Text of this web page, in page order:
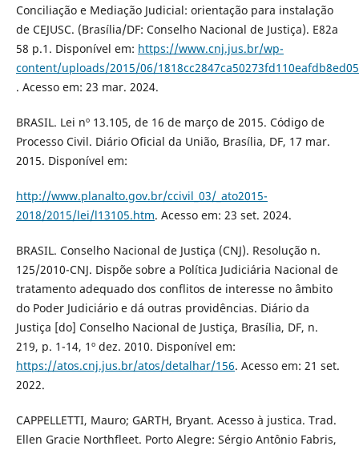
Conciliação e Mediação Judicial: orientação para instalação
de CEJUSC. (Brasília/DF: Conselho Nacional de Justiça). E82a
58 p.1. Disponível em: https://www.cnj.jus.br/wp-
content/uploads/2015/06/
. Acesso em: 23 mar. 2024.
BRASIL. Lei nº 13.105, de 16 de março de 2015. Código de
Processo Civil. Diário Oficial da União, Brasília, DF, 17 mar.
2015. Disponível em:
http://www.planalto.gov.br/ccivil_03/_ato2015-
2018/2015/lei/l13105.htm. Acesso em: 23 set. 2024.
BRASIL. Conselho Nacional de Justiça (CNJ). Resolução n.
125/2010-CNJ. Dispõe sobre a Política Judiciária Nacional de
tratamento adequado dos conflitos de interesse no âmbito
do Poder Judiciário e dá outras providências. Diário da
Justiça [do] Conselho Nacional de Justiça, Brasília, DF, n.
219, p. 1-14, 1º dez. 2010. Disponível em:
https://atos.cnj.jus.br/atos/detalhar/156. Acesso em: 21 set.
2022.
CAPPELLETTI, Mauro; GARTH, Bryant. Acesso à justica. Trad.
Ellen Gracie Northfleet. Porto Alegre: Sérgio Antônio Fabris,